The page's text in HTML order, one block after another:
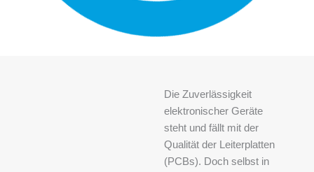
Die Zuverlässigkeit
elektronischer Geräte
steht und fällt mit der
Qualität der Leiterplatten
(PCBs). Doch selbst in